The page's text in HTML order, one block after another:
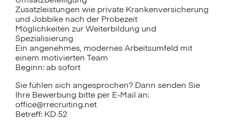
Zusatzleistungen wie private Krankenversicherung
und Jobbike nach der Probezeit
Möglichkeiten zur Weiterbildung und
Spezialisierung
Ein angenehmes, modernes Arbeitsumfeld mit
einem motivierten Team
Beginn: ab sofort
Sie fühlen sich angesprochen? Dann senden Sie
Ihre Bewerbung bitte per E-Mail an:
office@rrecruiting.net
Betreff: KD 52